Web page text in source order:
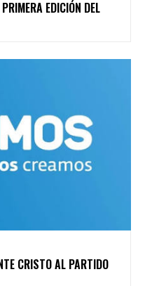
EDICIÓN DEL
CRISTO AL PARTIDO